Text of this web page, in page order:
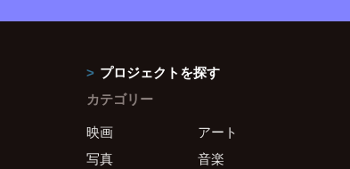
プロジェクトを探す
カテゴリー
映画
アート
写真
音楽